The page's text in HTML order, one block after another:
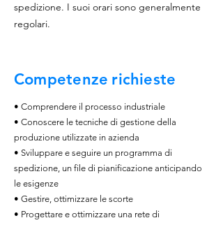
spedizione. I suoi orari sono generalmente
regolari.
Competenze richieste
• Comprendere il processo industriale
• Conoscere le tecniche di gestione della
produzione utilizzate in azienda
• Sviluppare e seguire un programma di
spedizione, un file di pianificazione anticipando
le esigenze
• Gestire, ottimizzare le scorte
• Progettare e ottimizzare una rete di